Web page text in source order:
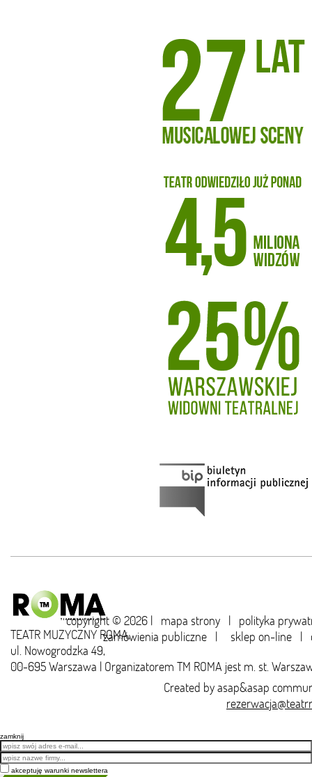
copyright © 2026 | mapa strony | polityka
zamówienia publiczne | sklep on-line |
TEATR MUZYCZNY ROMA,
ul. Nowogrodzka 49,
00-695 Warszawa | Organizatorem TM ROMA jest m. st.
Created byasap&asap
zamknij
Email
akceptuję warunki newslettera